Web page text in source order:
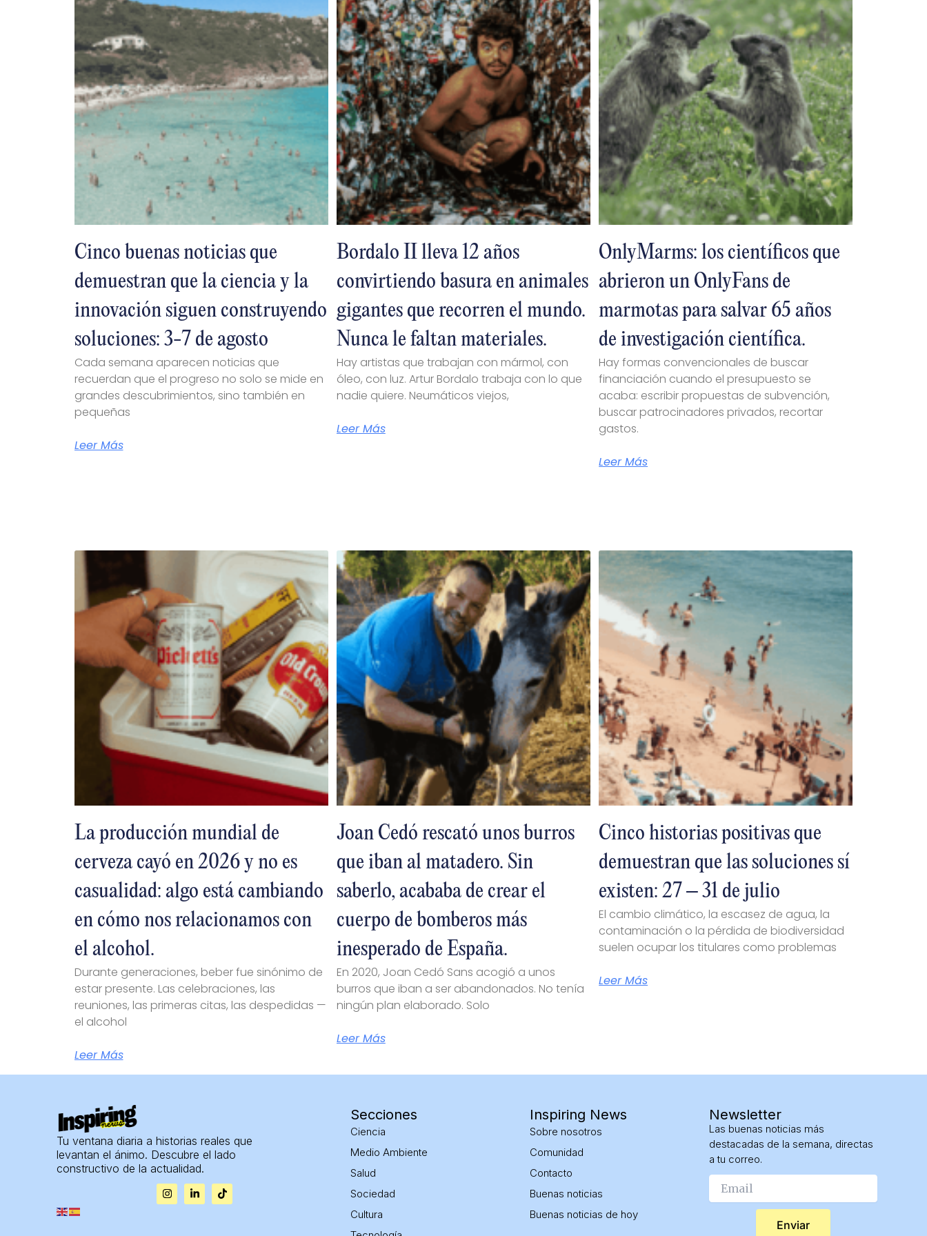
Cinco buenas noticias que
demuestran que la ciencia y la
innovación siguen construyendo
soluciones: 3-7 de agosto
Cada semana aparecen noticias que
recuerdan que el progreso no solo se mide en
grandes descubrimientos, sino también en
pequeñas
Leer Más
Bordalo II lleva 12 años
convirtiendo basura en animales
gigantes que recorren el mundo.
Nunca le faltan materiales.
Hay artistas que trabajan con mármol, con
óleo, con luz. Artur Bordalo trabaja con lo que
nadie quiere. Neumáticos viejos,
Leer Más
OnlyMarms: los científicos que
abrieron un OnlyFans de
marmotas para salvar 65 años
de investigación científica.
Hay formas convencionales de buscar
financiación cuando el presupuesto se
acaba: escribir propuestas de subvención,
buscar patrocinadores privados, recortar
gastos.
Leer Más
La producción mundial de
cerveza cayó en 2026 y no es
casualidad: algo está cambiando
en cómo nos relacionamos con
el alcohol.
Durante generaciones, beber fue sinónimo de
estar presente. Las celebraciones, las
reuniones, las primeras citas, las despedidas —
el alcohol
Leer Más
Joan Cedó rescató unos burros
que iban al matadero. Sin
saberlo, acababa de crear el
cuerpo de bomberos más
inesperado de España.
En 2020, Joan Cedó Sans acogió a unos
burros que iban a ser abandonados. No tenía
ningún plan elaborado. Solo
Leer Más
Cinco historias positivas que
demuestran que las soluciones sí
existen: 27 – 31 de julio
El cambio climático, la escasez de agua, la
contaminación o la pérdida de biodiversidad
suelen ocupar los titulares como problemas
Leer Más
Tu ventana diaria a historias reales que
levantan el ánimo. Descubre el lado
constructivo de la actualidad.
I
n
s
L
i
n
T
i
k
Secciones
Ciencia
Medio Ambiente
Salud
Sociedad
Cultura
Inspiring News
Sobre nosotros
Comunidad
Contacto
Buenas noticias
Buenas noticias de hoy
Newsletter
Las buenas noticias más
destacadas de la semana, directas
a tu correo.
Enviar